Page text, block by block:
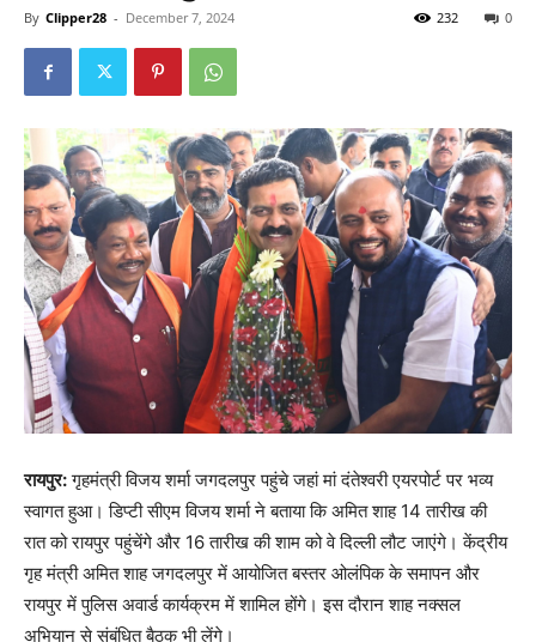
By Clipper28 - December 7, 2024 0
232
रायपुर:गृहमंत्री विजय शर्मा जगदलपुर पहुंचे जहां मां दंतेश्वरी एयरपोर्ट पर भव्य
स्वागत हुआ। डिप्टी सीएम विजय शर्मा ने बताया कि अमित शाह 14 तारीख की
रात को रायपुर पहुंचेंगे और 16 तारीख की शाम को वे दिल्ली लौट जाएंगे। केंद्रीय
गृह मंत्री अमित शाह जगदलपुर में आयोजित बस्तर ओलंपिक के समापन और
रायपुर में पुलिस अवार्ड कार्यक्रम में शामिल होंगे। इस दौरान शाह नक्सल
अभियान से संबंधित बैठक भी लेंगे।